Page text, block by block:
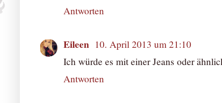
Antworten
Eileen 10. April 2013 um 21:10
Ich würde es mit einer Jeans oder
Antworten